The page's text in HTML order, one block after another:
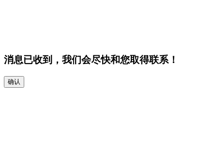
消息已收到，我们会尽快和您取得联系！
确认